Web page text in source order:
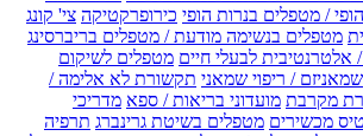
/ מטפלים בנרות הופי כירופרקטיקה צי' קונג
מטפלים בנשימה מודעת / מטפלים בריברסינג
לבעלי חיים מטפלים לשיקום
שמאניזם / ריפוי שמאני תקשורת לא אלימה /
מקרבת מועדוני בריאות / ספא מדריכי
מכשירים מטפלים בשיטת גרינברג תרפיה